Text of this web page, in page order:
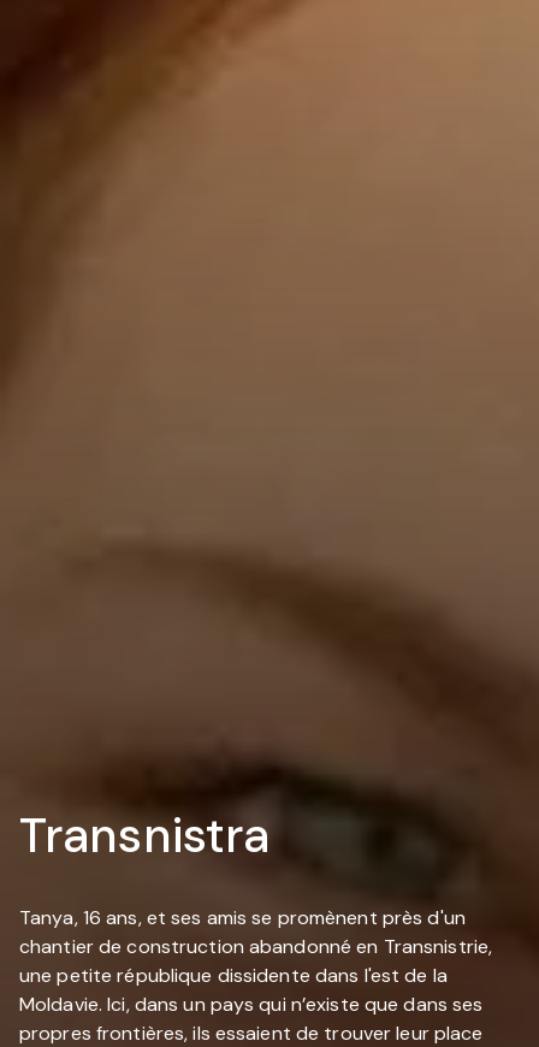
Transnistra
Tanya, 16 ans, et ses amis se promènent près d'un
chantier de construction abandonné en Transnistrie,
une petite république dissidente dans l'est de la
Moldavie. Ici, dans un pays qui n’existe que dans ses
propres frontières, ils essaient de trouver leur place